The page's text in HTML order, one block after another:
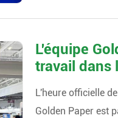
L'équipe
travail dans
L'heure officielle
Golden Paper est